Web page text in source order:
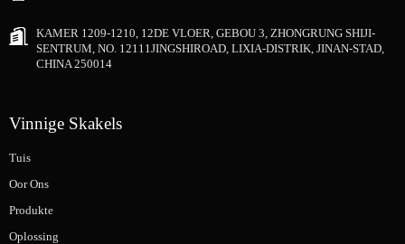
KAMER 1209-1210, 12DE VLOER, GEBOU 3, ZHONGRUNG SHIJI-
SENTRUM, NO. 12111JINGSHIROAD, LIXIA-DISTRIK, JINAN-STAD,
CHINA 250014
Vinnige Skakels
Tuis
Oor Ons
Produkte
Oplossing